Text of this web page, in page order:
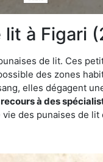
à Figari
de lit. Ces
des zones
elles dégagent
à des
des punaises de